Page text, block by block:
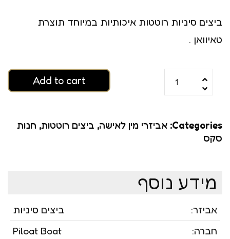
ביצים סיניות רוטטות איכותיות במיוחד תוצרת
טאיוואן .
Add to cart
Categories: אביזרי מין לאישה, ביצים רוטטות, חנות
סקס
מידע נוסף
אביזר:
ביצים סיניות
חברה:
Piloat Boat